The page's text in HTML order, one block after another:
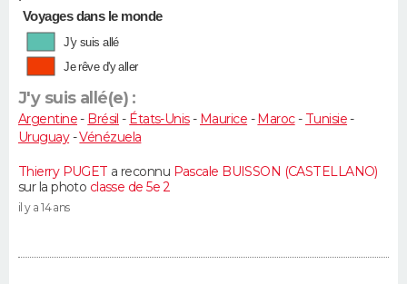
Voyages dans le monde
J'y suis allé
Je rêve d'y aller
J'y suis allé(e) :
Argentine- Brésil - États-Unis- Maurice -Maroc- Tunisie-
Uruguay-Vénézuela
Thierry PUGET a reconnu Pascale BUISSON (CASTELLANO)
sur la photo classe de 5e 2
il y a 14 ans